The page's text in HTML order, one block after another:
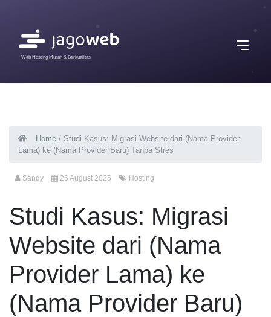
Web Hosting Murah & Berkualitas
Home / Studi Kasus: Migrasi Website dari (Nama Provider
Lama) ke (Nama Provider Baru) Tanpa Stres
Sandy 26 August 2025 Hosting
Studi Kasus: Migrasi
Website dari (Nama
Provider Lama) ke
(Nama Provider Baru)